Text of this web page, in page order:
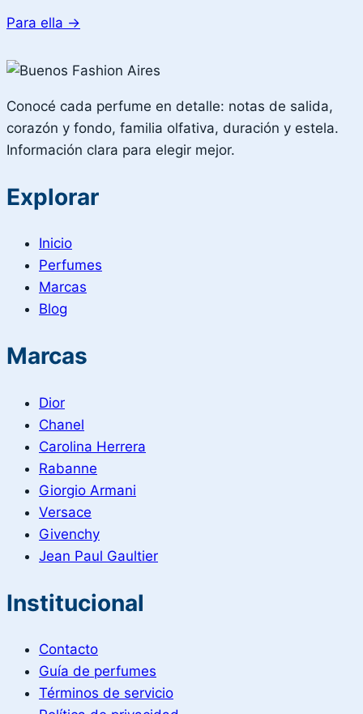
Para ella →
Conocé cada perfume en detalle: notas de salida,
corazón y fondo, familia olfativa, duración y estela.
Información clara para elegir mejor.
Explorar
Inicio
Perfumes
Marcas
Blog
Marcas
Dior
Chanel
Carolina Herrera
Rabanne
Giorgio Armani
Versace
Givenchy
Jean Paul Gaultier
Institucional
Contacto
Guía de perfumes
Términos de servicio